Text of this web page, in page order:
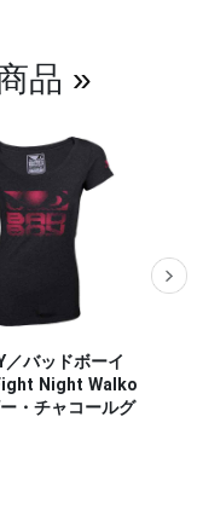
品 »
／バッドボーイ
Night Walko
・チャコールグ